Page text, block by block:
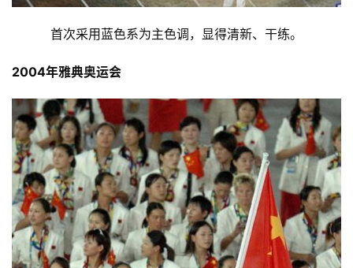
首次采用蓝色系为主色调，显得清新、干练。
2004年雅典奥运会